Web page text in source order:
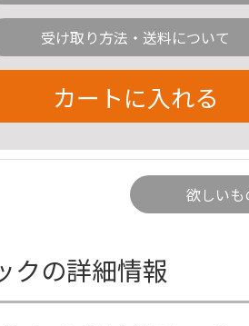
受け取り方法・送料について
カートに入れる
欲しい
クの詳細情報